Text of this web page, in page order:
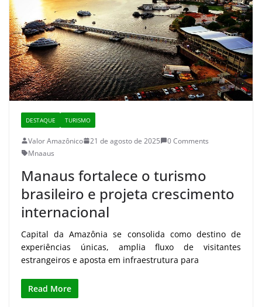
DESTAQUE TURISMO
Valor Amazônico 21 de agosto de 2025
0 Comments
Mnaaus
Manaus fortalece o turismo
brasileiro e projeta crescimento
internacional
Capital da Amazônia se consolida como destino de
experiências únicas, amplia fluxo de visitantes
estrangeiros e aposta em infraestrutura para
Read More